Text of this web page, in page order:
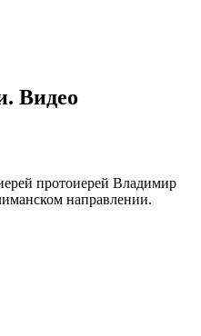
Видео
протоиерей Владимир
направлении.